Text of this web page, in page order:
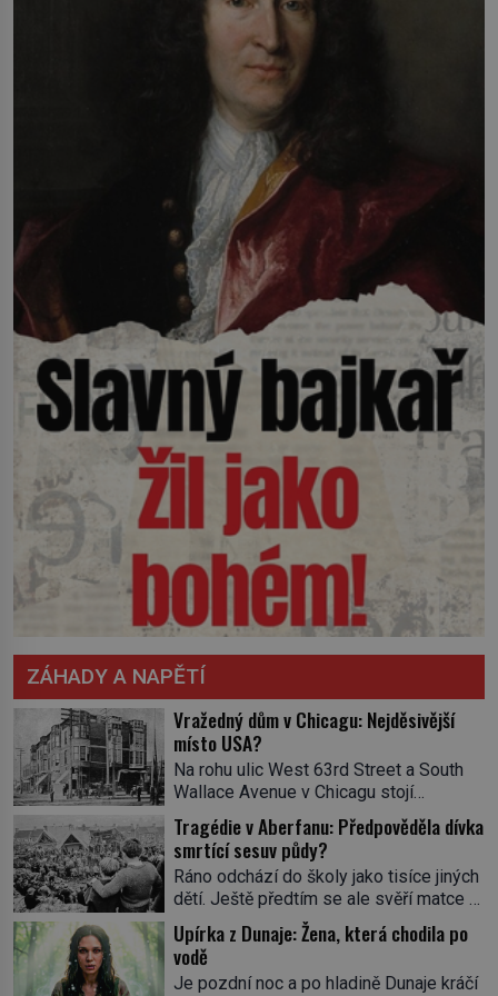
ZÁHADY A NAPĚTÍ
Vražedný dům v Chicagu: Nejděsivější
místo USA?
Na rohu ulic West 63rd Street a South
Wallace Avenue v Chicagu stojí
nenápadná pošta. Nemá žádný speciální
nápis ani pamětní desku. A přesto prý
místní zaměstnanci neradi chodí do
sklepa. Právě tady totiž sídlil sériový
vrah H. H. Holmes a také
nejpropracovanější past na lidi
v dějinách americké kriminalistiky.
Herman Webster Mudgett (1861–1896)
Tragédie v Aberfanu: Předpověděla dívka
smrtící sesuv půdy?
Ráno odchází do školy jako tisíce jiných
dětí. Ještě předtím se ale svěří matce s
podivným snem. Ve škole, kterou dobře
zná, tentokrát nevidí budovu ani
spolužáky. Místo nich se před ní tyčí
cosi temného. O několik hodin později je
Upírka z Dunaje: Žena, která chodila po
vodě
Je pozdní noc a po hladině Dunaje kráčí